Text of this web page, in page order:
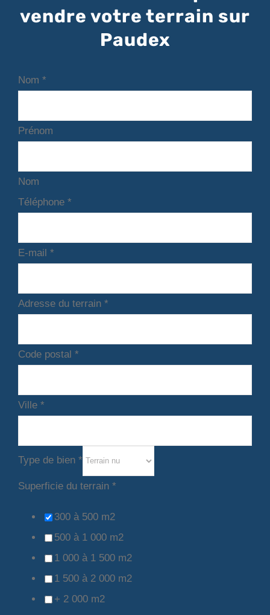
vendre votre terrain sur
Paudex
Nom *
Prénom
Nom
Téléphone *
E-mail *
Adresse du terrain *
Code postal *
Ville *
Type de bien *
Superficie du terrain *
300 à 500 m2
500 à 1 000 m2
1 000 à 1 500 m2
1 500 à 2 000 m2
+ 2 000 m2